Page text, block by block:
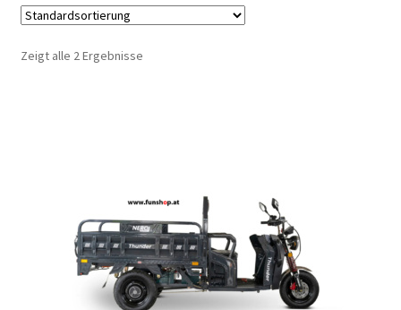
Über FunShop
Impressum
Zeigt alle 2 Ergebnisse